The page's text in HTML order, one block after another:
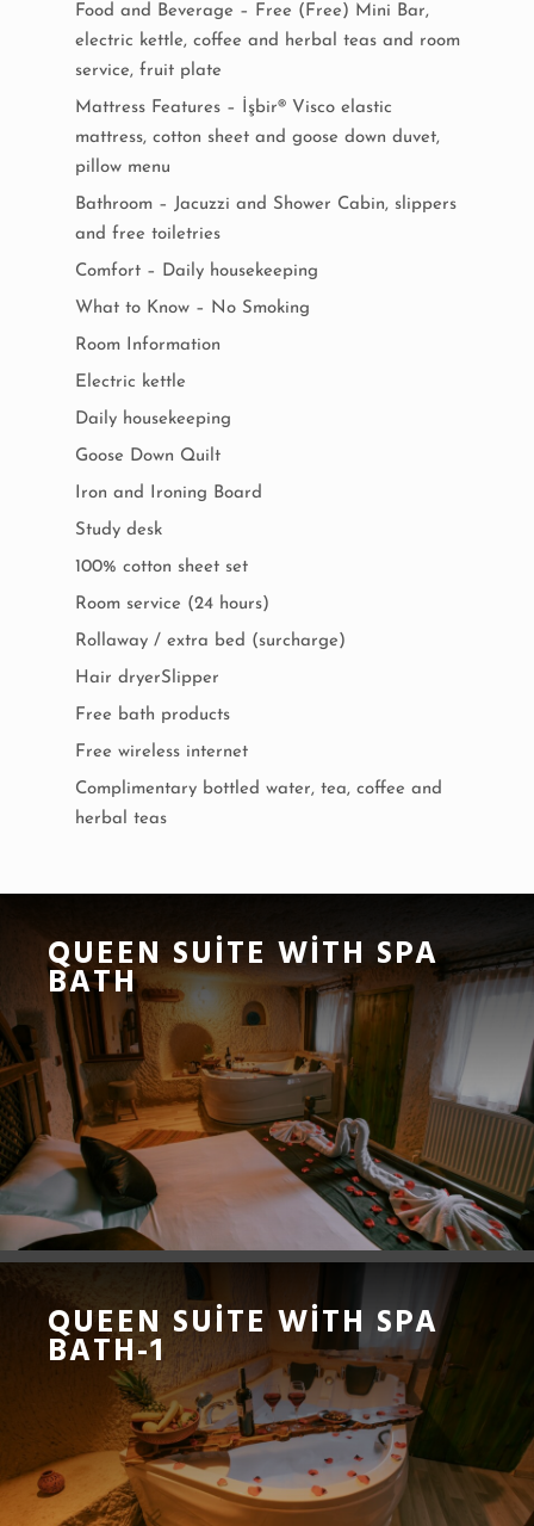
Food and Beverage – Free (Free) Mini Bar,
electric kettle, coffee and herbal teas and room
service, fruit plate
Mattress Features – İşbir® Visco elastic
mattress, cotton sheet and goose down duvet,
pillow menu
Bathroom – Jacuzzi and Shower Cabin, slippers
and free toiletries
Comfort – Daily housekeeping
What to Know – No Smoking
Room Information
Electric kettle
Daily housekeeping
Goose Down Quilt
Iron and Ironing Board
Study desk
100% cotton sheet set
Room service (24 hours)
Rollaway / extra bed (surcharge)
Hair dryerSlipper
Free bath products
Free wireless internet
Complimentary bottled water, tea, coffee and
herbal teas
QUEEN SUITE WITH SPA
BATH
QUEEN SUITE WITH SPA
BATH-1